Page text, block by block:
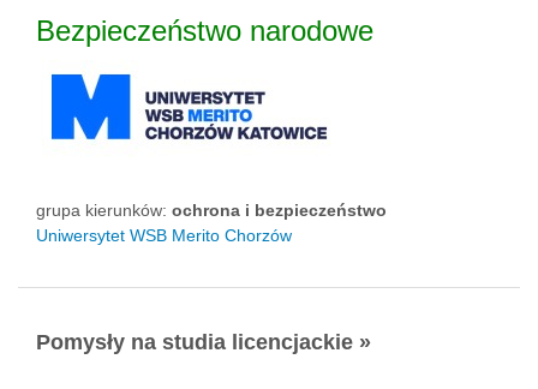
Bezpieczeństwo narodowe
grupa kierunków: ochrona i bezpieczeństwo
Uniwersytet WSB Merito Chorzów
Pomysły na studia licencjackie »